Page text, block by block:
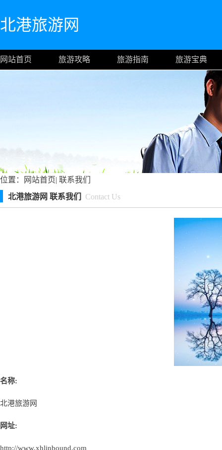
北港旅游网
网站首页 旅游攻略 旅游指南 旅游宝典
位置： 网站首页| 联系我们
北港旅游网 联系我们
Contact Us
名称:
北港旅游网
网址:
http://www.xhlinbound.com